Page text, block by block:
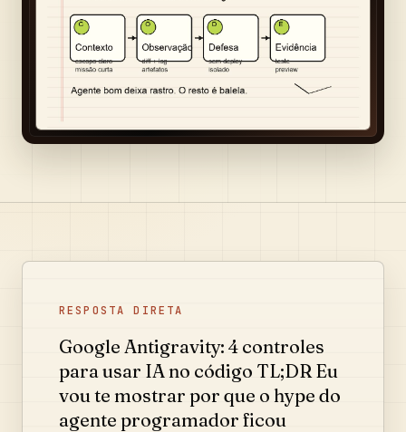
RESPOSTA DIRETA
Google Antigravity: 4 controles
para usar IA no código TL;DR Eu
vou te mostrar por que o hype do
agente programador ficou